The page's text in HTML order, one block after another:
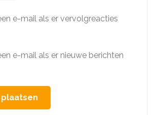
e-mail als er vervolgreacties
e-mail als er nieuwe berichten